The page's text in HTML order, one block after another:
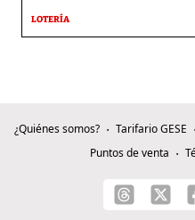
LOTERÍA
¿Quiénes somos? Tarifario GESE
Puntos de venta